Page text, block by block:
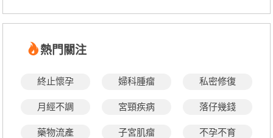
熱門關注
終止懷孕 婦科腫瘤 私密修復
月經不調 宮頸疾病 落仔幾錢
藥物流產 子宮肌瘤 不孕不育